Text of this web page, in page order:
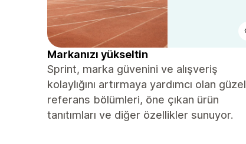
Markanızı yükseltin
Sprint, marka güvenini ve alışveriş
kolaylığını artırmaya yardımcı olan güzel
referans bölümleri, öne çıkan ürün
tanıtımları ve diğer özellikler sunuyor.